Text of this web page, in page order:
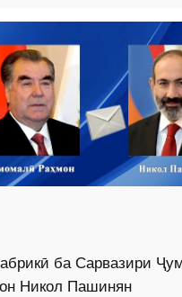
ба Сарвазири
Никол Пашинян